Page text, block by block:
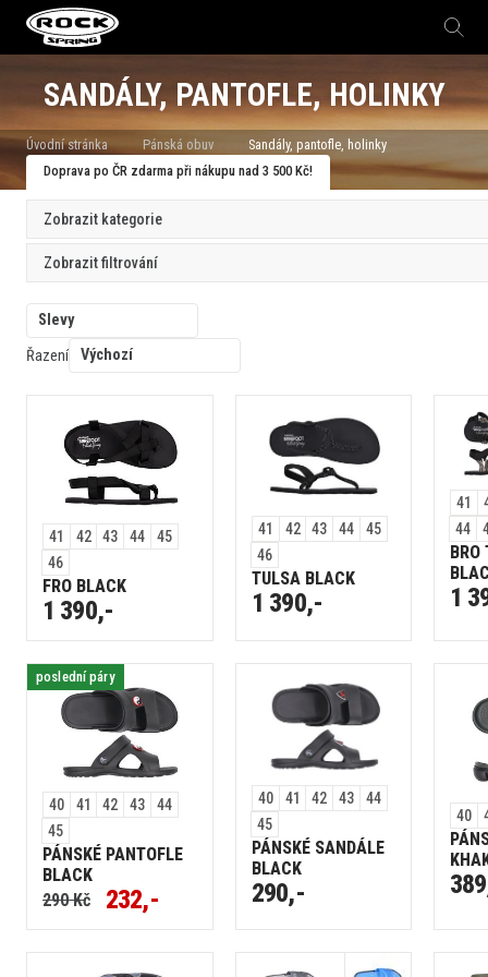
SANDÁLY, PANTOFLE, HOLINKY
Úvodní stránka Pánská obuv
Sandály, pantofle, holinky
Doprava po ČR zdarma při nákupu nad 3 500 Kč!
Slevy
Řazení
Výchozí
41 42 43 44
45
46
FRO BLACK
1 390,-
41 42 43 44
45
46
TULSA BLACK
1 390,-
41
44
BRO
1
poslední páry
40 41 42 43
44
45
PÁNSKÉ PANTOFLE
BLACK
290 Kč
232,-
40 41 42 43
44
45
PÁNSKÉ SANDÁLE
BLACK
290,-
40
Zobrazit kategorie
Zobrazit filtrování